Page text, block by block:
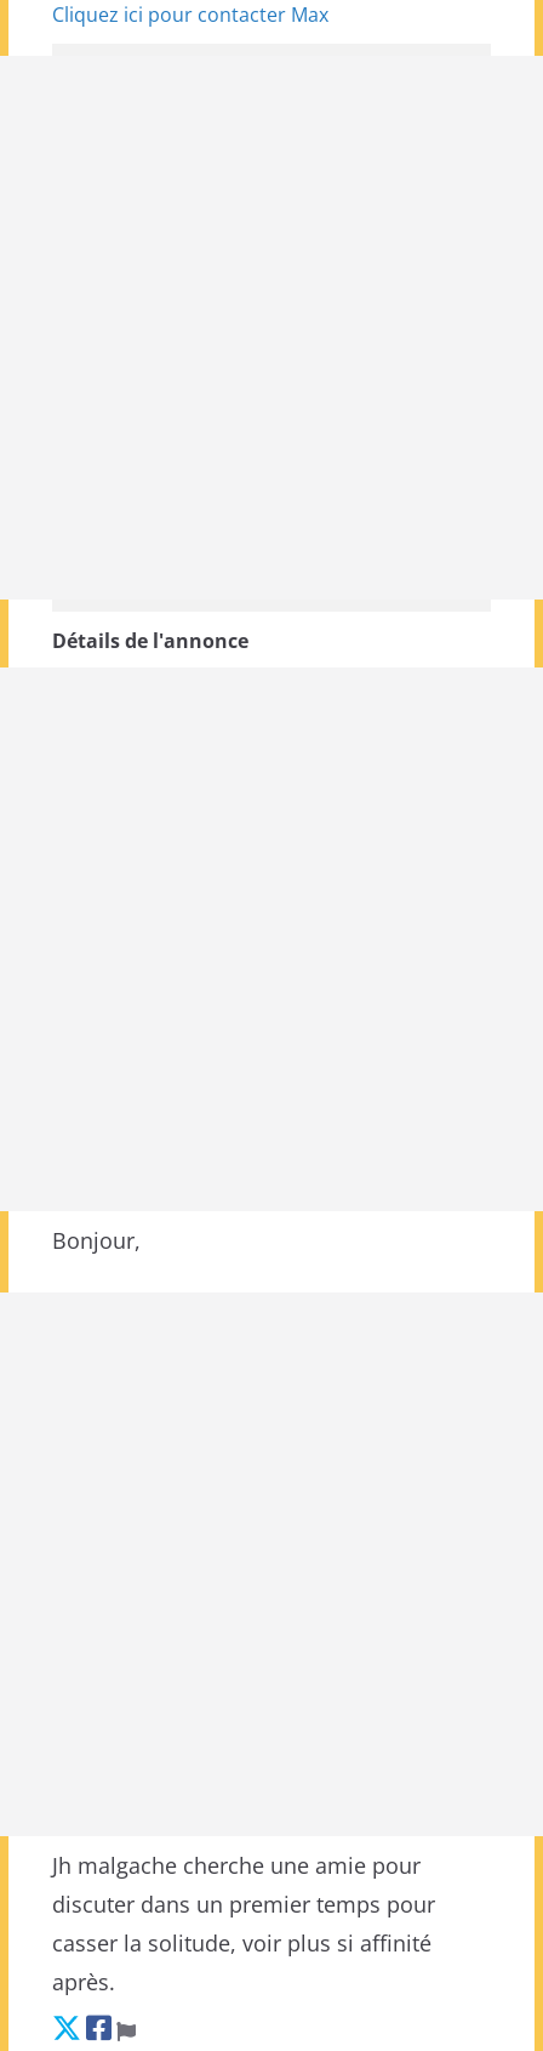
Cliquez ici pour contacter Max
Détails de l'annonce
Bonjour,
Jh malgache cherche une amie pour
discuter dans un premier temps pour
casser la solitude, voir plus si affinité
après.